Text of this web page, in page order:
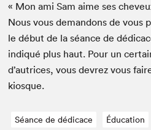
« Mon ami Sam aime ses
Nous vous deman­dons de vous
le début de la séance de
indiqué plus haut. Pour un
d’autrices, vous devrez vous
kiosque.
Séance de dédicace Éducation